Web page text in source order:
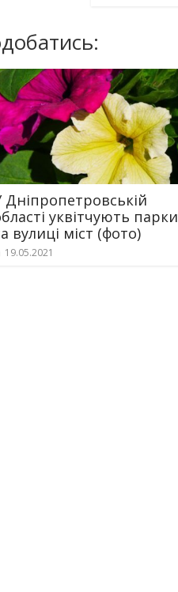
Дніпропетровській
уквітчують парки
вулиці міст (фото)
19.05.2021